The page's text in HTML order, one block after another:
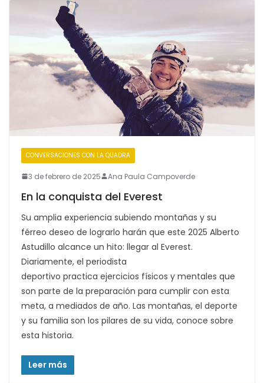
CONVERSACIONES CON LA QUADRA
3 de febrero de 2025 Ana Paula Campoverde
En la conquista del Everest
Su amplia experiencia subiendo montañas y su
férreo deseo de lograrlo harán que este 2025 Alberto
Astudillo alcance un hito: llegar al Everest.
Diariamente, el periodista
deportivo practica ejercicios físicos y mentales que
son parte de la preparación para cumplir con esta
meta, a mediados de año. Las montañas, el deporte
y su familia son los pilares de su vida, conoce sobre
esta historia.
Leer más